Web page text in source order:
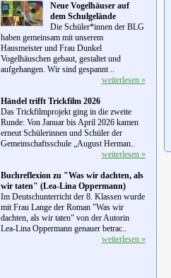
Neue Vogelhäuser auf
dem Schulgelände
Die Schüler*innen der BLG
haben gemeinsam mit unserem
Hausmeister und Frau Dunkel
Vogelhäuschen gebaut, gestaltet und
aufgehangen. Wir sind gespannt ..
weiterlesen »
Händel trifft Trickfilm 2026
Das Trickfilmprojekt ging in die zweite
Runde: Von Januar bis April 2026 kamen
erneut Schülerinnen und Schüler der
Gemeinschaftsschule „August Herman..
weiterlesen »
Buchreflexion zu "Was wir dachten, als
wir taten" (Lea-Lina Oppermann)
Im Deutschunterricht der 8. Klassen wurde
mit Frau Lange der Roman "Was wir
dachten, als wir taten" von der Autorin
Lea-Lina Oppermann genauer betrac..
weiterlesen »